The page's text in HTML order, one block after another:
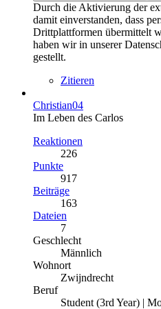
Durch die Aktivierung der
damit einverstanden, dass
Drittplattformen übermittelt
haben wir in unserer
gestellt.
Zitieren
Christian04
Im Leben des Carlos
Reaktionen
226
Punkte
917
Beiträge
163
Dateien
7
Geschlecht
Männlich
Wohnort
Zwijndrecht
Beruf
Student (3rd Year) |